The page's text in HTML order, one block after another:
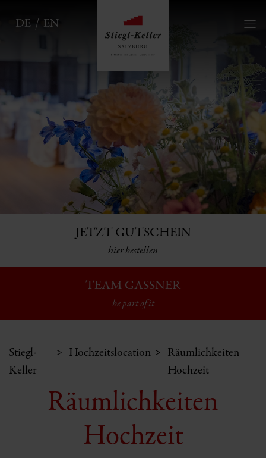
DE EN
JETZT GUTSCHEIN
hier bestellen
TEAM GASSNER
be part of it
Stiegl-
Keller
Hochzeitslocation
Räumlichkeiten
Hochzeit
Räumlichkeiten
Hochzeit